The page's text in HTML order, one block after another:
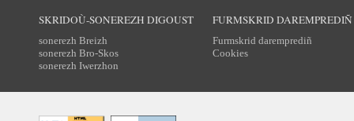
SKRIDOÙ-SONEREZH DIGOUST
sonerezh Breizh
sonerezh Bro-Skos
sonerezh Iwerzhon
FURMSKRID DAREMPREDIÑ
Furmskrid daremprediñ
Cookies